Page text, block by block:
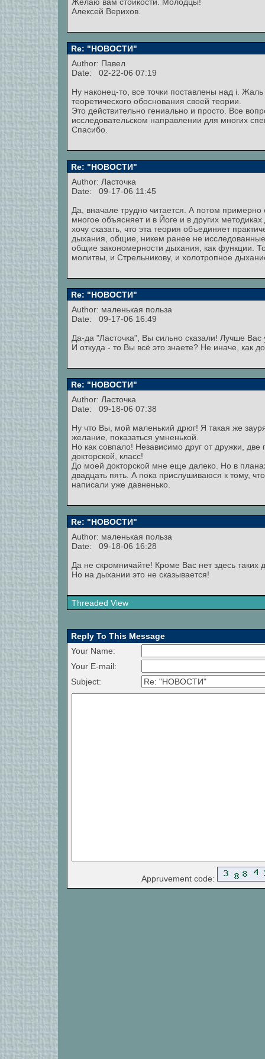
Алексей Верихов.
Re: "НОВОСТИ"
Author: Павел
Date: 02-22-06 07:19
Ну наконец-то, все точки поставлены над i.
теоретического обоснования своей теории.
Это действительно гениально и просто. Все
исследовательском направлении для многих
Спасибо.
Re: "НОВОСТИ"
Author: Ласточка
Date: 09-17-06 11:45
Да, вначале трудно читается. А потом примерно
многое объясняет и в Йоге и в других
хочу сказать, что эта теория объединяет
дыхания, общие, никем ранее не
общие закономерности дыхания, как функции.
молитвы, и Стрельникову, и холотропное
Re: "НОВОСТИ"
Author: маленькая польза
Date: 09-17-06 16:49
Да-да "Ласточка", Вы сильно сказали! Лучше
И откуда - то Вы всё это знаете? Не иначе, как
Re: "НОВОСТИ"
Author: Ласточка
Date: 09-18-06 07:38
Ну что Вы, мой маленький дрюг! Я такая же
желание, показаться умненькой.
Но как совпало! Независимо друг от дружки,
докторской, класс!
До моей докторской мне еще далеко. Но в
двадцать пять. А пока прислушиваюся к тому,
написали уже давненько.
Re: "НОВОСТИ"
Author: маленькая польза
Date: 09-18-06 16:28
Да не скромничайте! Кроме Вас нет здесь
Но на дыхании это не сказывается!
Threaded View
Reply To This Message
Your Name:
Your E-mail:
Subject:
Appruvement code: